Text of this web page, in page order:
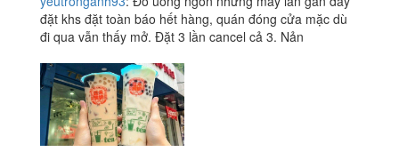
đặt khs đặt toàn báo hết hàng, quán đóng cửa mặc dù
đi qua vẫn thấy mở. Đặt 3 lần cancel cả 3. Nản